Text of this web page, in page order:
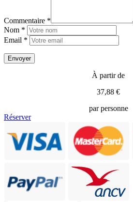
Commentaire *
Nom *
Email *
À partir de
37,88 €
par personne
Réserver